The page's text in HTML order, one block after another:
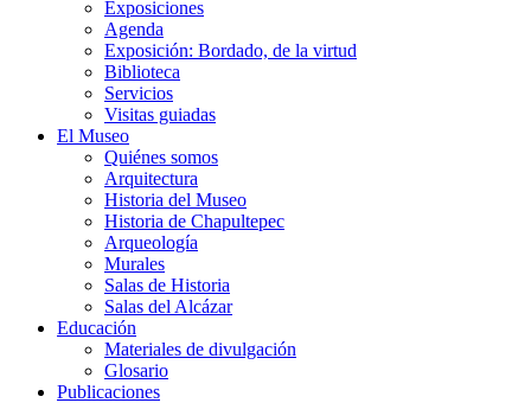
Exposiciones
Agenda
Exposición: Bordado, de la virtud
Biblioteca
Servicios
Visitas guiadas
El Museo
Quiénes somos
Arquitectura
Historia del Museo
Historia de Chapultepec
Arqueología
Murales
Salas de Historia
Salas del Alcázar
Educación
Materiales de divulgación
Glosario
Publicaciones